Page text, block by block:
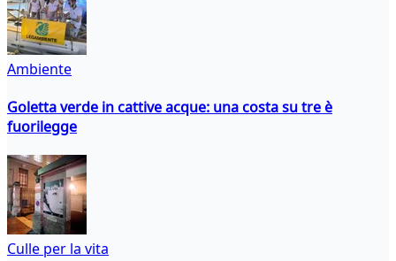
Ambiente
Goletta verde in cattive acque: una costa su tre è
fuorilegge
Culle per la vita